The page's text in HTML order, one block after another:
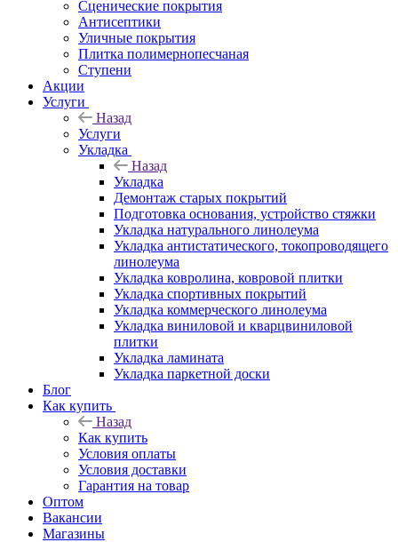
Сценические покрытия
Антисептики
Уличные покрытия
Плитка полимернопесчаная
Ступени
Акции
Услуги
Назад
Услуги
Укладка
Назад
Укладка
Демонтаж старых покрытий
Подготовка основания, устройство стяжки
Укладка натурального линолеума
Укладка антистатического, токопроводящего
линолеума
Укладка ковролина, ковровой плитки
Укладка спортивных покрытий
Укладка коммерческого линолеума
Укладка виниловой и кварцвиниловой
плитки
Укладка ламината
Укладка паркетной доски
Блог
Как купить
Назад
Как купить
Условия оплаты
Условия доставки
Гарантия на товар
Оптом
Вакансии
Магазины